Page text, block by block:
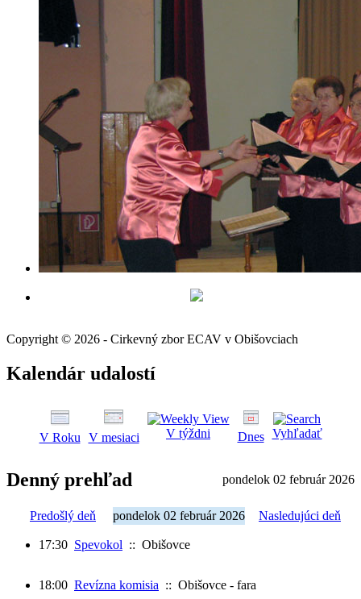
Copyright © 2026 - Cirkevný zbor ECAV v Obišovciach
Kalendár udalostí
V Roku V mesiaci V týždni Dnes Vyhľadať
Denný prehľad pondelok 02 február 2026
Predošlý deň pondelok 02 február 2026 Nasledujúci deň
17:30 Spevokol :: Obišovce
18:00 Revízna komisia :: Obišovce - fara